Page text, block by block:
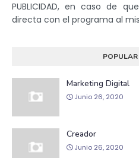
PUBLICIDAD, en caso de
directa con el programa al
Marketing Digital
Junio 26, 2020
Creador
Junio 26, 2020